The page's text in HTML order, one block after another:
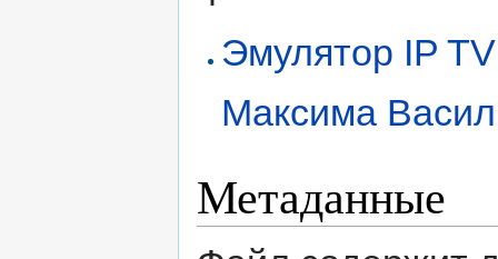
Эмулятор IP
Максима
Метаданные